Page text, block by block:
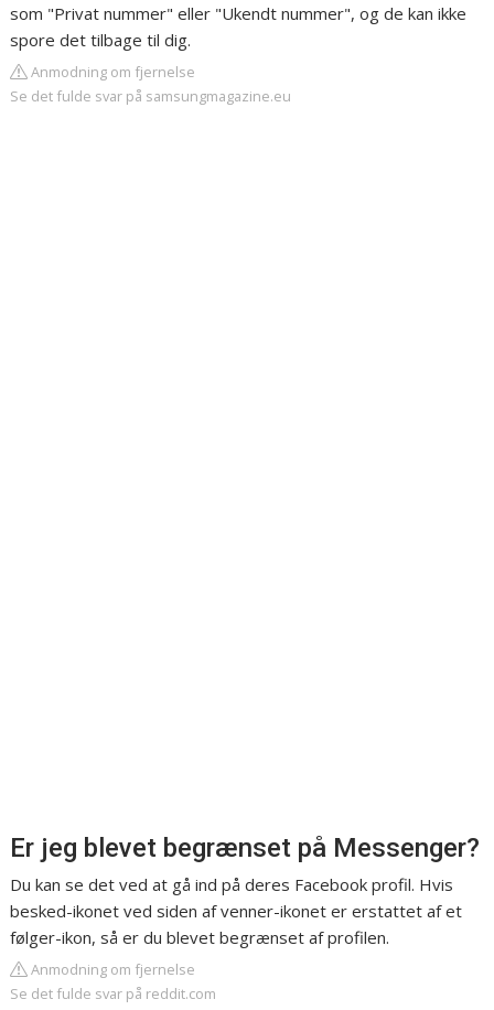
som "Privat nummer" eller "Ukendt nummer", og de kan ikke
spore det tilbage til dig.
Anmodning om fjernelse
Se det fulde svar på samsungmagazine.eu
Er jeg blevet begrænset på Messenger?
Du kan se det ved at gå ind på deres Facebook profil. Hvis
besked-ikonet ved siden af venner-ikonet er erstattet af et
følger-ikon, så er du blevet begrænset af profilen.
Anmodning om fjernelse
Se det fulde svar på reddit.com